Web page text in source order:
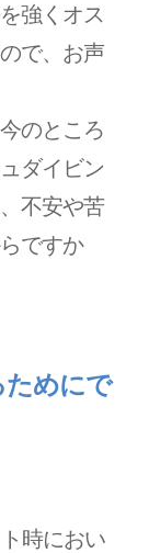
強くオス
で、お声
のところ
ダイビン
不安や苦
ですか
ためにで
時におい